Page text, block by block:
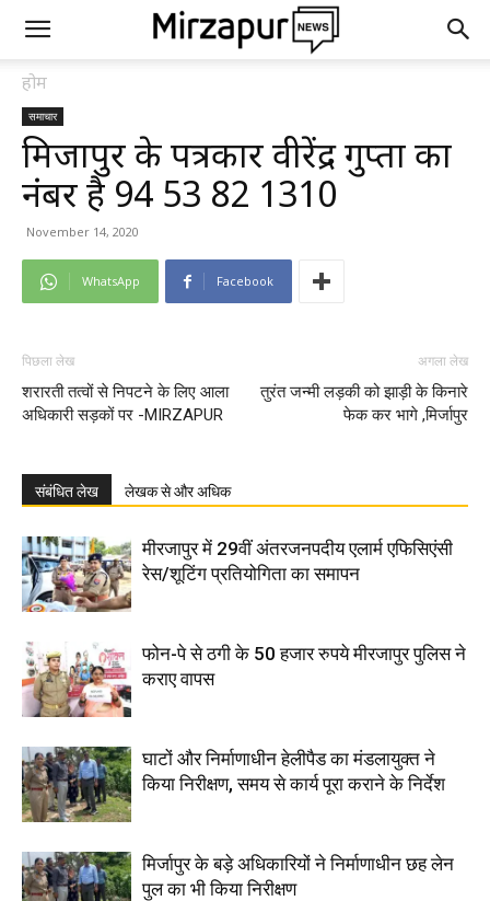
होम
समाचार
मिर्जापुर के पत्रकार वीरेंद्र गुप्ता का
नंबर है 94 53 82 1310
November 14, 2020
WhatsApp Facebook
पिछला लेख
शरारती तत्वों से निपटने के लिए आला
अधिकारी सड़कों पर -MIRZAPUR
अगला लेख
तुरंत जन्मी लड़की को झाड़ी के किनारे
फेक कर भागे ,मिर्जापुर
संबंधित लेख लेखक से और अधिक
मीरजापुर में 29वीं अंतरजनपदीय एलार्म एफिसिएंसी
रेस/शूटिंग प्रतियोगिता का समापन
फोन-पे से ठगी के 50 हजार रुपये मीरजापुर पुलिस ने
कराए वापस
घाटों और निर्माणाधीन हेलीपैड का मंडलायुक्त ने
किया निरीक्षण, समय से कार्य पूरा कराने के निर्देश
मिर्जापुर के बड़े अधिकारियों ने निर्माणाधीन छह लेन
पुल का भी किया निरीक्षण